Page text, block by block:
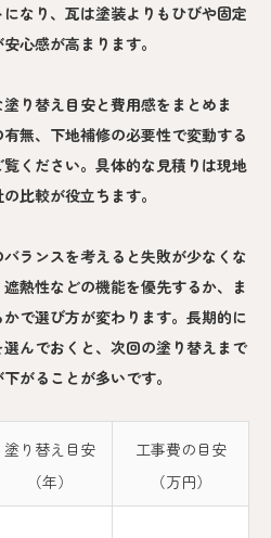
なり、瓦は塗装よりもひびや固定
心感が高まります。
り替え目安と費用感をまとめま
無、下地補修の必要性で変動する
ください。具体的な見積りは現地
比較が役立ちます。
ランスを考えると失敗が少なくな
熱性などの機能を優先するか、ま
で選び方が変わります。長期的に
んでおくと、次回の塗り替えまで
がることが多いです。
塗り替え目安
（年）
工事費の目安
（万円）